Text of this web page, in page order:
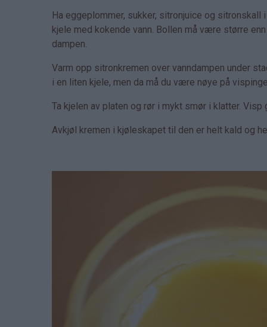
Ha eggeplommer, sukker, sitronjuice og
kjele med kokende vann. Bollen må være større
dampen.
Varm opp sitronkremen over vanndampen under
i en liten kjele, men da må du være nøye på
Ta kjelen av platen og rør i mykt smør i klatter.
Avkjøl kremen i kjøleskapet til den er helt kald og